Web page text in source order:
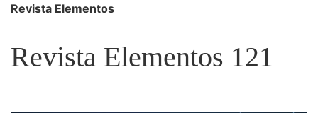
Revista Elementos
Revista Elementos 121